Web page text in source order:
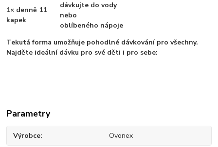
1× denně 11
kapek
dávkujte do vody
nebo
oblíbeného nápoje
Tekutá forma umožňuje pohodlné dávkování pro všechny.
Najděte ideální dávku pro své děti i pro sebe:
Parametry
Výrobce Ovonex